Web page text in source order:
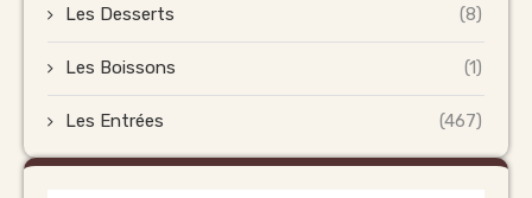
Les Desserts (8)
Les Boissons (1)
Les Entrées (467)